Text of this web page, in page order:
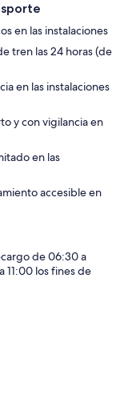
en las instalaciones
tren las 24 horas (de
en las instalaciones
y con vigilancia en
en las
accesible en
de 06:30 a
11:00 los fines de